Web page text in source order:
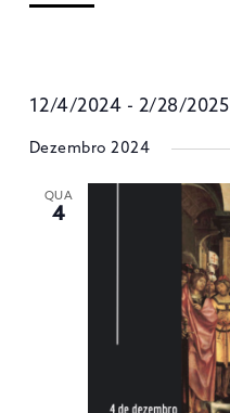
12/4/2024 - 2/28/2025
data
Dezembro 2024
QUA
4